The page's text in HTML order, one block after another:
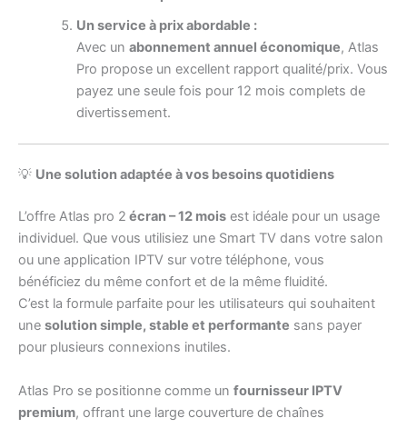
Un service à prix abordable :
Avec un abonnement annuel économique, Atlas
Pro propose un excellent rapport qualité/prix. Vous
payez une seule fois pour 12 mois complets de
divertissement.
💡 Une solution adaptée à vos besoins quotidiens
L’offre Atlas pro 2 écran – 12 mois est idéale pour un usage
individuel. Que vous utilisiez une Smart TV dans votre salon
ou une application IPTV sur votre téléphone, vous
bénéficiez du même confort et de la même fluidité.
C’est la formule parfaite pour les utilisateurs qui souhaitent
une solution simple, stable et performante sans payer
pour plusieurs connexions inutiles.
Atlas Pro se positionne comme un fournisseur IPTV
premium, offrant une large couverture de chaînes